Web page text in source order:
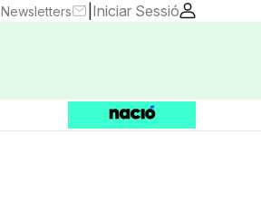
Newsletters Iniciar Sessió